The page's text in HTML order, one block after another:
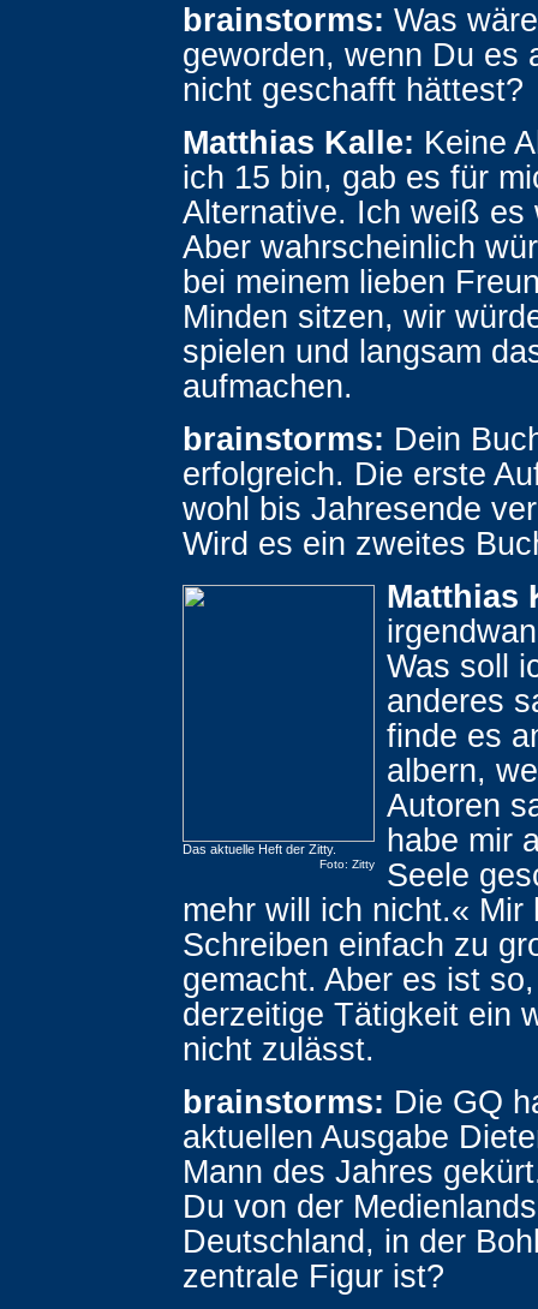
brainstorms: Was
geworden, wenn Du es
nicht geschafft hättest?
Matthias Kalle: Keine
ich 15 bin, gab es für
Alternative. Ich weiß es
Aber wahrscheinlich
bei meinem lieben
Minden sitzen, wir
spielen und langsam
aufmachen.
brainstorms: Dein
erfolgreich. Die erste
wohl bis Jahresende
Wird es ein zweites
Das aktuelle Heft der Zitty.
Foto: Zitty
Matthias
Was soll
anderes
finde es
albern,
Autoren
habe mir
Seele
mehr will ich nicht.« Mir
Schreiben einfach zu
gemacht. Aber es ist
derzeitige Tätigkeit ein
nicht zulässt.
brainstorms: Die GQ
aktuellen Ausgabe
Mann des Jahres
Du von der
Deutschland, in der
zentrale Figur ist?